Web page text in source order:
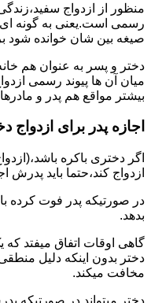
منظور از ازدواج
رسمی است.یعنی به گونه ای
صیغه بین شان خوانده شود
دختر و پسر به عنوان هم
میان آن ها پیوند رسمی
بیشتر مواقع هم پدر و
اجازه پدر برای
اگر دختری باکره
ازدواج کند،حتما باید پدرش
در صورتیکه پدر فوت کرده
بدهد.
گاهی اوقات اتفاق میفتد
دختر بدون اینکه دلیل منطقی
مخافت میکند.
دختر میتواند در صورتیکه